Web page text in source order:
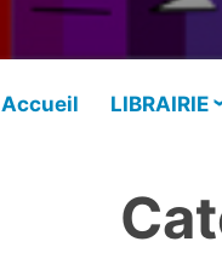
Accueil LIBRAIRIE